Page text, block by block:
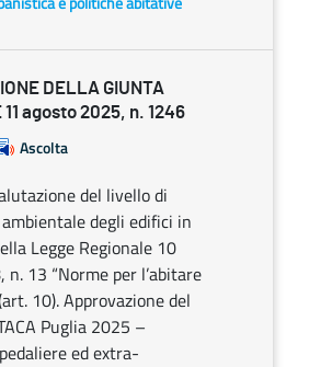
DELLA GIUNTA
11 agosto 2025, n. 1246
Ascolta
del livello di
degli edifici in
Legge Regionale 10
n. 13 “Norme per l’abitare
10). Approvazione del
Puglia 2025 –
ed extra-